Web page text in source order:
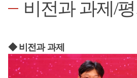
비전과 과제/
◆ 비전과 과제